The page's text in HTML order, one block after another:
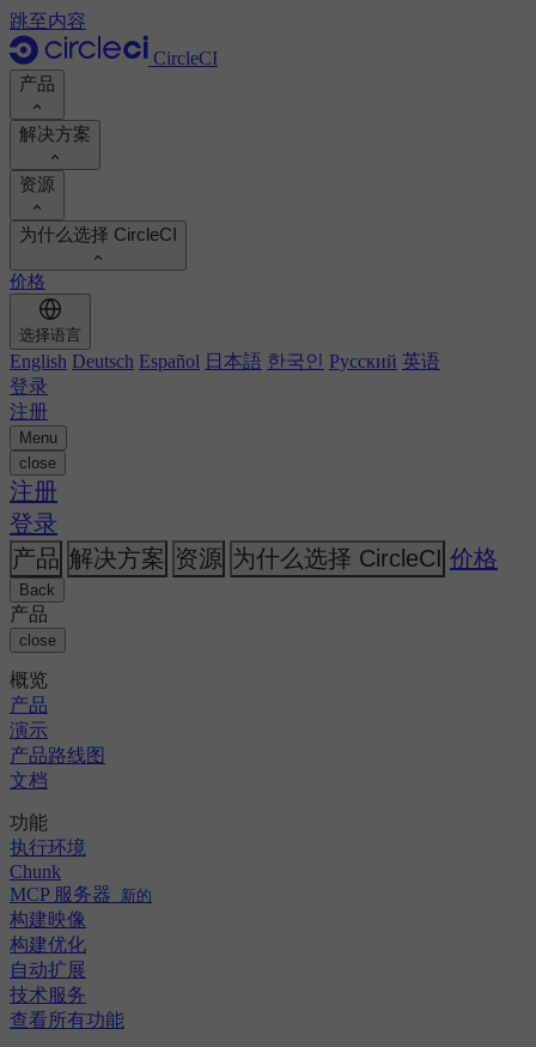
跳至内容
CircleCI
产品
产品
演示
产品路线图
执行环境
Chunk
MCP 服务器
构建映像
构建优化
自动扩展
技术服务
GitHub
GitLab
Bitbucket
AWS
GCP
Azure
Kubernetes
解决方案
开发人员
平台工程师
安全工程师
工程经理
业务领导
AI 代理
自动化
持续集成
移动应用
人工智能
发布编排
安全与合规
企业
中小企业
初创公司
资源
文档
支持门户
Orbs 注册表
图像注册表
客户案例
报告和指南
播客
博客
主题
变更日志
活动
开源
为什么选择 CircleCI
计算投资回报率
计算投资回报率
对标您的团队
查看客户成功案例
CircleCI 与 GitHub Actions
CircleCI 与 Harness
CircleCI 与 Buildkite
CircleCI 与 Jenkins
CircleCI 与 Bitrise
职业机会
合作伙伴
新闻中心
价格
选择语言
English Deutsch Español 日本語 한국인 Русский 英语
登录
注册
Menu
close
注册
登录
产品 解决方案 资源 为什么选择 CircleCI 价格
Back
产品
close
概览
产品
演示
产品路线图
文档
功能
执行环境
Chunk
MCP 服务器
新的
构建映像
构建优化
自动扩展
技术服务
查看所有功能